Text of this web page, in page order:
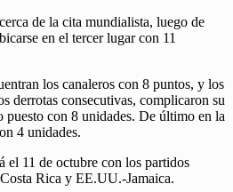
de la cita mundialista, luego de
en el tercer lugar con 11
los canaleros con 8 puntos, y los
derrotas consecutivas, complicaron su
con 8 unidades. De último en la
4 unidades.
el 11 de octubre con los partidos
Rica y EE.UU.-Jamaica.